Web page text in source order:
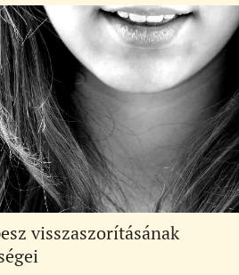
visszaszorításának